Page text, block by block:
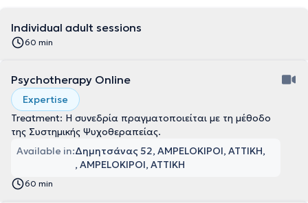
Individual adult sessions
60 min
Psychotherapy Online
Expertise
Treatment: Η συνεδρία πραγματοποιείται με τη μέθοδο
της Συστημικής Ψυχοθεραπείας.
Available in:Δημητσάνας 52, AMPELOKIPOI, ΑΤΤΙΚΗ
, AMPELOKIPOI, ΑΤΤΙΚΗ
60 min